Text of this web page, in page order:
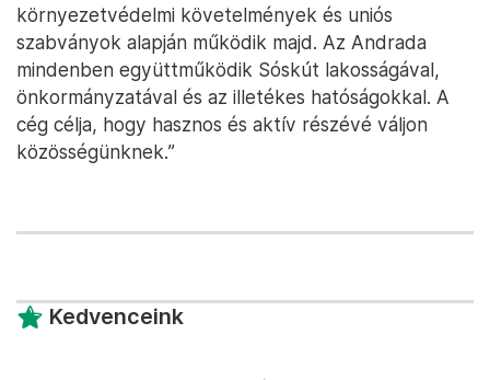
környezetvédelmi követelmények és uniós
szabványok alapján működik majd. Az Andrada
mindenben együttműködik Sóskút lakosságával,
önkormányzatával és az illetékes hatóságokkal. A
cég célja, hogy hasznos és aktív részévé váljon
közösségünknek.”
Kedvenceink